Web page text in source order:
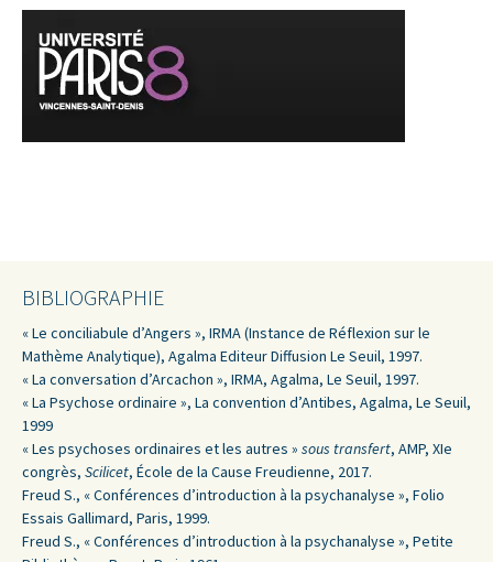
BIBLIOGRAPHIE
« Le conciliabule d’Angers », IRMA (Instance de Réflexion sur le
Mathème Analytique), Agalma Editeur Diffusion Le Seuil, 1997.
« La conversation d’Arcachon », IRMA, Agalma, Le Seuil, 1997.
« La Psychose ordinaire », La convention d’Antibes, Agalma, Le Seuil,
1999
« Les psychoses ordinaires et les autres » sous transfert, AMP, XIe
congrès, Scilicet, École de la Cause Freudienne, 2017.
Freud S., « Conférences d’introduction à la psychanalyse », Folio
Essais Gallimard, Paris, 1999.
Freud S., « Conférences d’introduction à la psychanalyse », Petite